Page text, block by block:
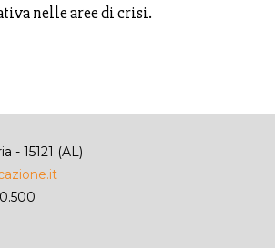
nelle aree di crisi.
- 15121 (AL)